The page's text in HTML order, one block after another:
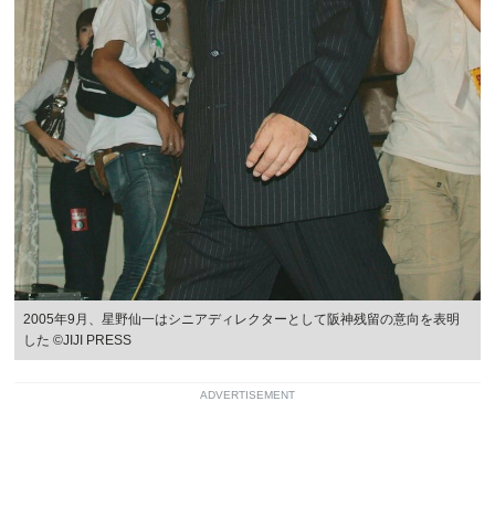
2005年9月、星野仙一はシニアディレクターとして阪神残留の意向を表明
した ©JIJI PRESS
ADVERTISEMENT